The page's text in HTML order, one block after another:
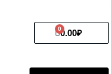
0.00₽
0
Cart